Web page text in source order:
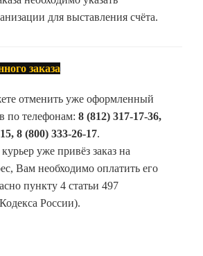
для выставления счёта.
заказа
отменить уже оформленный
по телефонам: 8 (812) 317-17-36,
8 (800) 333-26-17.
уже привёз заказ на
Вам необходимо оплатить его
пункту 4 статьи 497
России).